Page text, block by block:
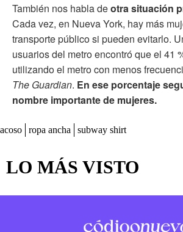
También nos habla deotra situación
Cada vez, en Nueva York, hay más
transporte público si pueden evitarlo.
usuarios del metro encontró que el 41
utilizando el metro con menos
The Guardian. En ese porcentaje
nombre importante de mujeres.
acoso ropa ancha subway shirt
LO MÁS VISTO